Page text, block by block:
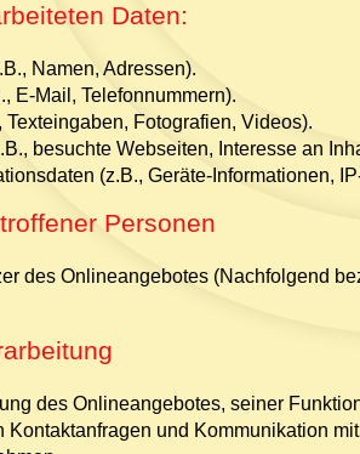
Daten:
Namen, Adressen).
E-Mail, Telefonnummern).
Texteingaben, Fotografien, Videos).
besuchte Webseiten, Interesse an
(z.B., Geräte-Informationen,
Personen
des Onlineangebotes (Nachfolgend
des Onlineangebotes, seiner
Kontaktanfragen und Kommunikation